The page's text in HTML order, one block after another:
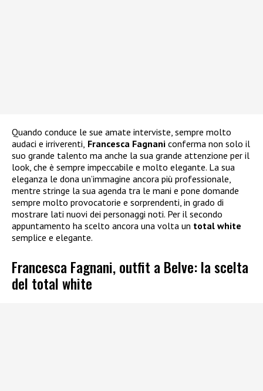
Quando conduce le sue amate interviste, sempre molto
audaci e irriverenti, Francesca Fagnani conferma non solo il
suo grande talento ma anche la sua grande attenzione per il
look, che è sempre impeccabile e molto elegante. La sua
eleganza le dona un’immagine ancora più professionale,
mentre stringe la sua agenda tra le mani e pone domande
sempre molto provocatorie e sorprendenti, in grado di
mostrare lati nuovi dei personaggi noti. Per il secondo
appuntamento ha scelto ancora una volta un total white
semplice e elegante.
Francesca Fagnani, outfit a Belve: la scelta
del total white